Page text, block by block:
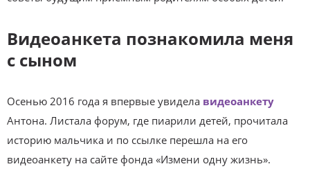
Видеоанкета познакомила меня
с сыном
Осенью 2016 года я впервые увидела видеоанкету
Антона. Листала форум, где пиарили детей, прочитала
историю мальчика и по ссылке перешла на его
видеоанкету на сайте фонда «Измени одну жизнь».